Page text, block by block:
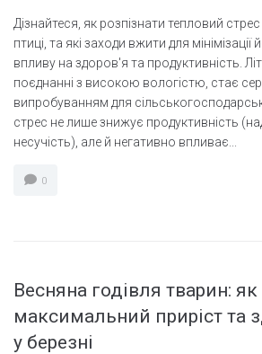
Дізнайтеся, як розпізнати тепловий
птиці, та які заходи вжити для
впливу на здоров'я та продуктивність.
поєднанні з високою вологістю, стає
випробуванням для
стрес не лише знижує продуктивність
несучість), але й негативно впливає...
0
Весняна годівля тварин:
максимальний приріст та
у березні